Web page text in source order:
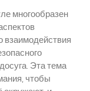
многообразен
взаимодействия
Эта тема
чтобы